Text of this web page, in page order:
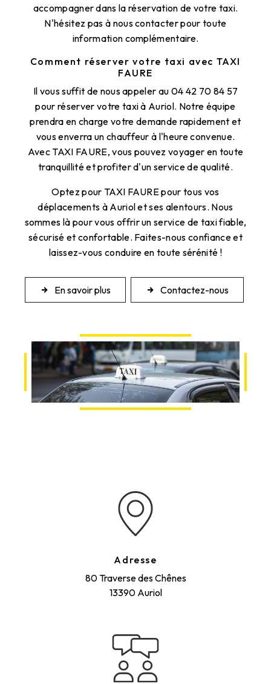
accompagner dans la réservation de votre taxi.
N'hésitez pas à nous contacter pour toute
information complémentaire.
Comment réserver votre taxi avec TAXI
FAURE
Il vous suffit de nous appeler au 04 42 70 84 57
pour réserver votre taxi à Auriol. Notre équipe
prendra en charge votre demande rapidement et
vous enverra un chauffeur à l'heure convenue.
Avec TAXI FAURE, vous pouvez voyager en toute
tranquillité et profiter d'un service de qualité.
Optez pour TAXI FAURE pour tous vos
déplacements à Auriol et ses alentours. Nous
sommes là pour vous offrir un service de taxi fiable,
sécurisé et confortable. Faites-nous confiance et
laissez-vous conduire en toute sérénité !
En savoir plus Contactez-nous
Adresse
80 Traverse des Chênes
13390 Auriol